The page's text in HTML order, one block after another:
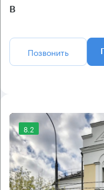
B
Позвонить
8.2